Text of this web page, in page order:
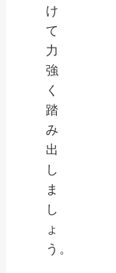
け
て
力
強
く
踏
み
出
し
ま
し
ょ
う。